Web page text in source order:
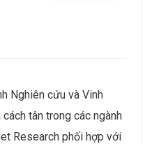
Nghiên cứu và Vinh
tân trong các ngành
Research phối hợp với